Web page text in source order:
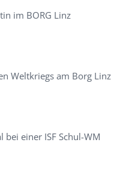
im BORG Linz
Weltkriegs am Borg Linz
bei einer ISF Schul-WM